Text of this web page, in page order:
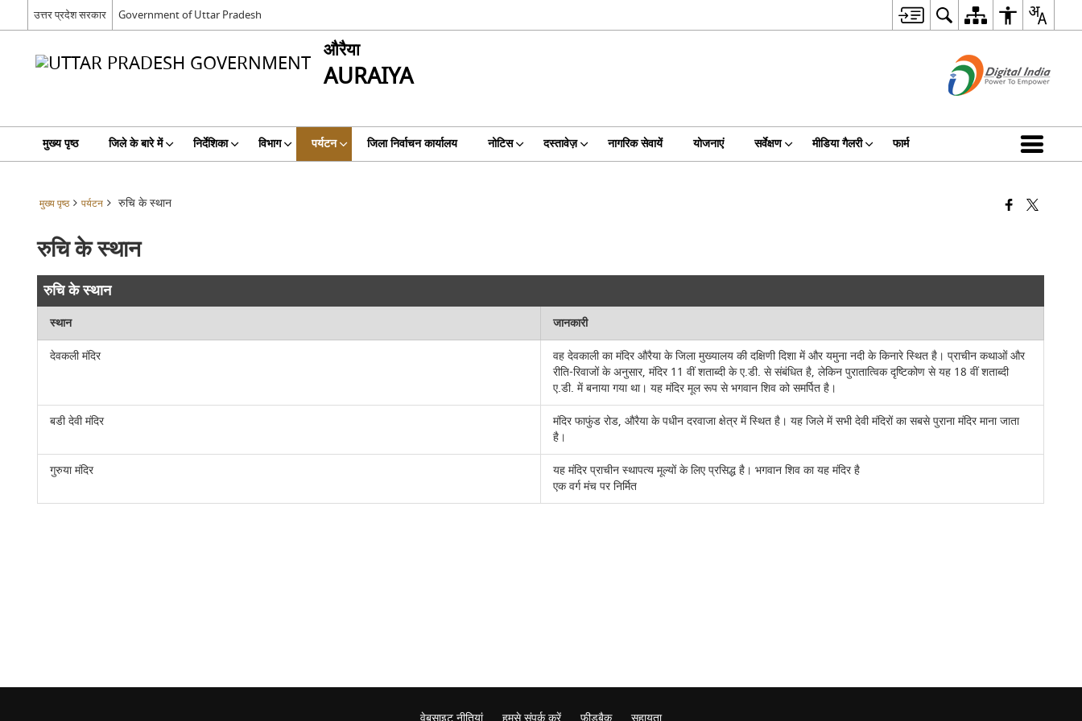
उत्तर प्रदेश सरकार Government of Uttar Pradesh
औरैया
AURAIYA
मुख्य पृष्ठ जिले के बारे में निर्देशिका विभाग पर्यटन जिला निर्वाचन कार्यालय नोटिस दस्तावेज़ नागरिक सेवायें योजनाएं सर्वेक्षण मीडिया गैलरी फार्म
मुख्य पृष्ठ पर्यटन रुचि के स्थान
रुचि के स्थान
रुचि के स्थान
स्थान
जानकारी
देवकली मंदिर
वह देवकाली का मंदिर औरैया के जिला मुख्यालय की दक्षिणी दिशा में और यमुना नदी के किनारे स्थित है। प्राचीन कथाओं और
रीति-रिवाजों के अनुसार, मंदिर 11 वीं शताब्दी के ए.डी. से संबंधित है, लेकिन पुरातात्विक दृष्टिकोण से यह 18 वीं शताब्दी
ए.डी. में बनाया गया था। यह मंदिर मूल रूप से भगवान शिव को समर्पित है।
बडी देवी मंदिर
मंदिर फाफुंड रोड, औरैया के पधीन दरवाजा क्षेत्र में स्थित है। यह जिले में सभी देवी मंदिरों का सबसे पुराना मंदिर माना जाता
है।
गुरुया मंदिर
यह मंदिर प्राचीन स्थापत्य मूल्यों के लिए प्रसिद्ध है। भगवान शिव का यह मंदिर है
एक वर्ग मंच पर निर्मित